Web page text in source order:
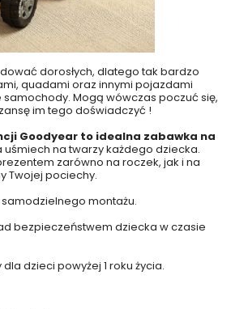
dorosłych, dlatego tak bardzo
quadami oraz innymi pojazdami
Mogą wówczas poczuć się,
im tego doświadczyć !
Goodyear to idealna zabawka na
uśmiech na twarzy każdego dziecka.
zarówno na roczek, jak i na
Twojej pociechy.
montażu.
bezpieczeństwem dziecka w czasie
dzieci powyżej 1 roku życia.